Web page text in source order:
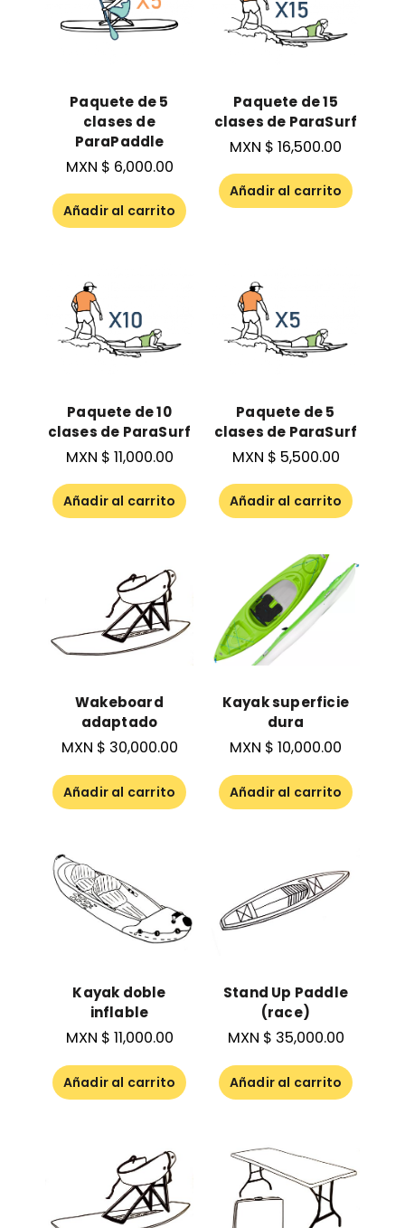
Paquete de 5
clases de
ParaPaddle
MXN $ 6,000.00
Añadir al carrito
Paquete de 15
clases de ParaSurf
MXN $ 16,500.00
Añadir al carrito
Paquete de 10
clases de ParaSurf
MXN $ 11,000.00
Añadir al carrito
Paquete de 5
clases de ParaSurf
MXN $ 5,500.00
Añadir al carrito
Wakeboard
adaptado
MXN $ 30,000.00
Añadir al carrito
Kayak superficie
dura
MXN $ 10,000.00
Añadir al carrito
Kayak doble
inflable
MXN $ 11,000.00
Añadir al carrito
Stand Up Paddle
(race)
MXN $ 35,000.00
Añadir al carrito